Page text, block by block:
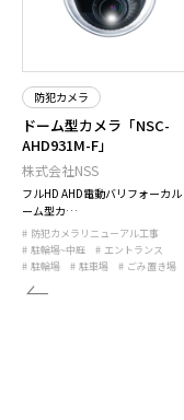
防犯カメラ
ドーム型カメラ「NSC-
AHD931M-F」
株式会社NSS
フルHD AHD電動バリフォーカル
ーム型カ…
防犯カメラリニューアル工事
駐輪場~中庭
エントランス
駐輪場
駐車場 ごみ置き場